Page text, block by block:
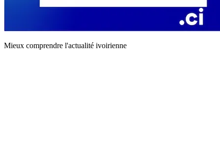
Mieux comprendre l'actualité ivoirienne